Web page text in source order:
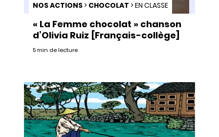
NOS ACTIONS> CHOCOLAT >EN CLASSE
« La Femme chocolat » chanson
d’Olivia Ruiz [Français-collège]
5 min de lecture